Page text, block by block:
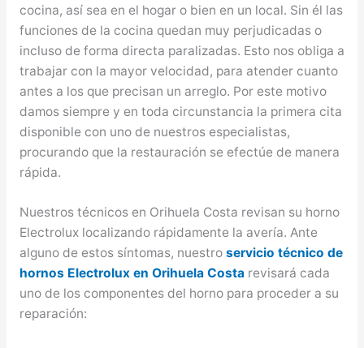
cocina, así sea en el hogar o bien en un local. Sin él las
funciones de la cocina quedan muy perjudicadas o
incluso de forma directa paralizadas. Esto nos obliga a
trabajar con la mayor velocidad, para atender cuanto
antes a los que precisan un arreglo. Por este motivo
damos siempre y en toda circunstancia la primera cita
disponible con uno de nuestros especialistas,
procurando que la restauración se efectúe de manera
rápida.
Nuestros técnicos en Orihuela Costa revisan su horno
Electrolux localizando rápidamente la avería. Ante
alguno de estos síntomas, nuestro servicio técnico de
hornos Electrolux en Orihuela Costarevisará cada
uno de los componentes del horno para proceder a su
reparación: